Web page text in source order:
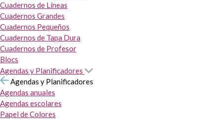
Cuadernos de Líneas
Cuadernos Grandes
Cuadernos Pequeños
Cuadernos de Tapa Dura
Cuadernos de Profesor
Blocs
Agendas y Planificadores
Agendas y Planificadores
Agendas anuales
Agendas escolares
Papel de Colores